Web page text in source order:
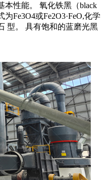
本性能。 氧化铁黑（black
Fe3O4或Fe2O3·FeO,化学
型。 具有饱和的蓝磨光黑